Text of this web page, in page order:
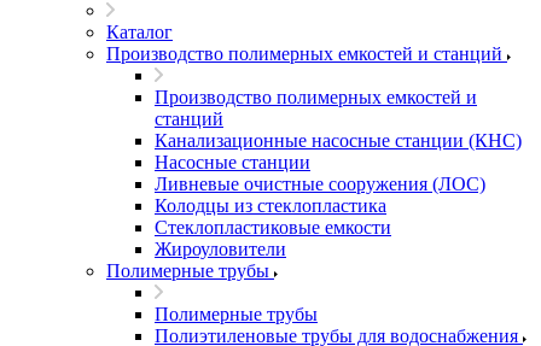
Каталог
Производство полимерных емкостей и станций
Производство полимерных емкостей и
станций
Канализационные насосные станции (КНС)
Насосные станции
Ливневые очистные сооружения (ЛОС)
Колодцы из стеклопластика
Стеклопластиковые емкости
Жироуловители
Полимерные трубы
Полимерные трубы
Полиэтиленовые трубы для водоснабжения